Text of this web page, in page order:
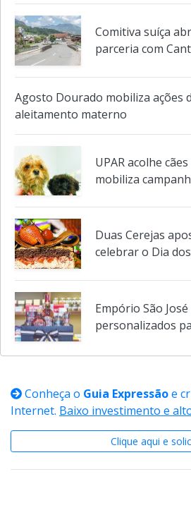
Comitiva suíça
parceria com
Agosto Dourado mobiliza ações
aleitamento materno
UPAR acolhe
mobiliza
Duas Cerejas
celebrar o Dia
Empório São
personalizados
Conheça o Guia Expressãoe
Internet. Baixo investimento e
Clique aqui e